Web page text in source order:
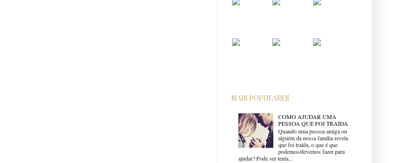
MAIS POPULARES
COMO AJUDAR UMA
PESSOA QUE FOI TRAÍDA
Quando uma pessoa amiga ou
alguém da nossa família revela
que foi traída, o que é que
podemos/devemos fazer para
ajudar? Pode ser tenta...